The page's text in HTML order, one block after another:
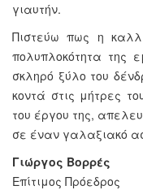
γιαυτήν.
Πιστεύω πως η
πολυπλοκότητα της
σκληρό ξύλο του
κοντά στις μήτρες
του έργου της,
σε έναν γαλαξιακό
Γιώργος Βορρές
Επίτιμος Πρόεδρος